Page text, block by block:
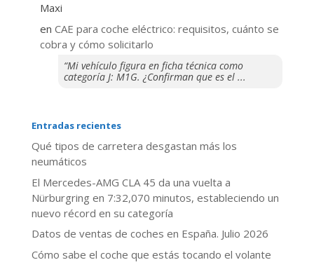
Maxi
en CAE para coche eléctrico: requisitos, cuánto se
cobra y cómo solicitarlo
“Mi vehículo figura en ficha técnica como
categoría J: M1G. ¿Confirman que es el ...
Entradas recientes
Qué tipos de carretera desgastan más los
neumáticos
El Mercedes-AMG CLA 45 da una vuelta a
Nürburgring en 7:32,070 minutos, estableciendo un
nuevo récord en su categoría
Datos de ventas de coches en España. Julio 2026
​Cómo sabe el coche que estás tocando el volante